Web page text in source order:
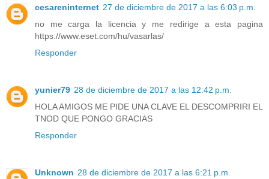
cesareninternet 27 de diciembre de 2017 a las 6:03 p.m.
no me carga la licencia y me redirige a esta pagina
https://www.eset.com/hu/vasarlas/
Responder
yunier79 28 de diciembre de 2017 a las 12:42 p.m.
HOLA AMIGOS ME PIDE UNA CLAVE EL DESCOMPRIRI EL
TNOD QUE PONGO GRACIAS
Responder
Unknown 28 de diciembre de 2017 a las 6:21 p.m.